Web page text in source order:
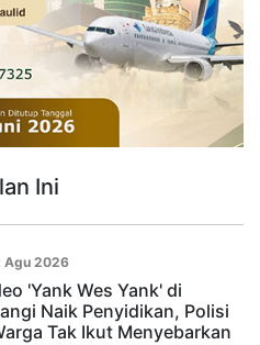
Ini
Agu 2026
'Yank Wes Yank' di
Naik Penyidikan, Polisi
Tak Ikut Menyebarkan